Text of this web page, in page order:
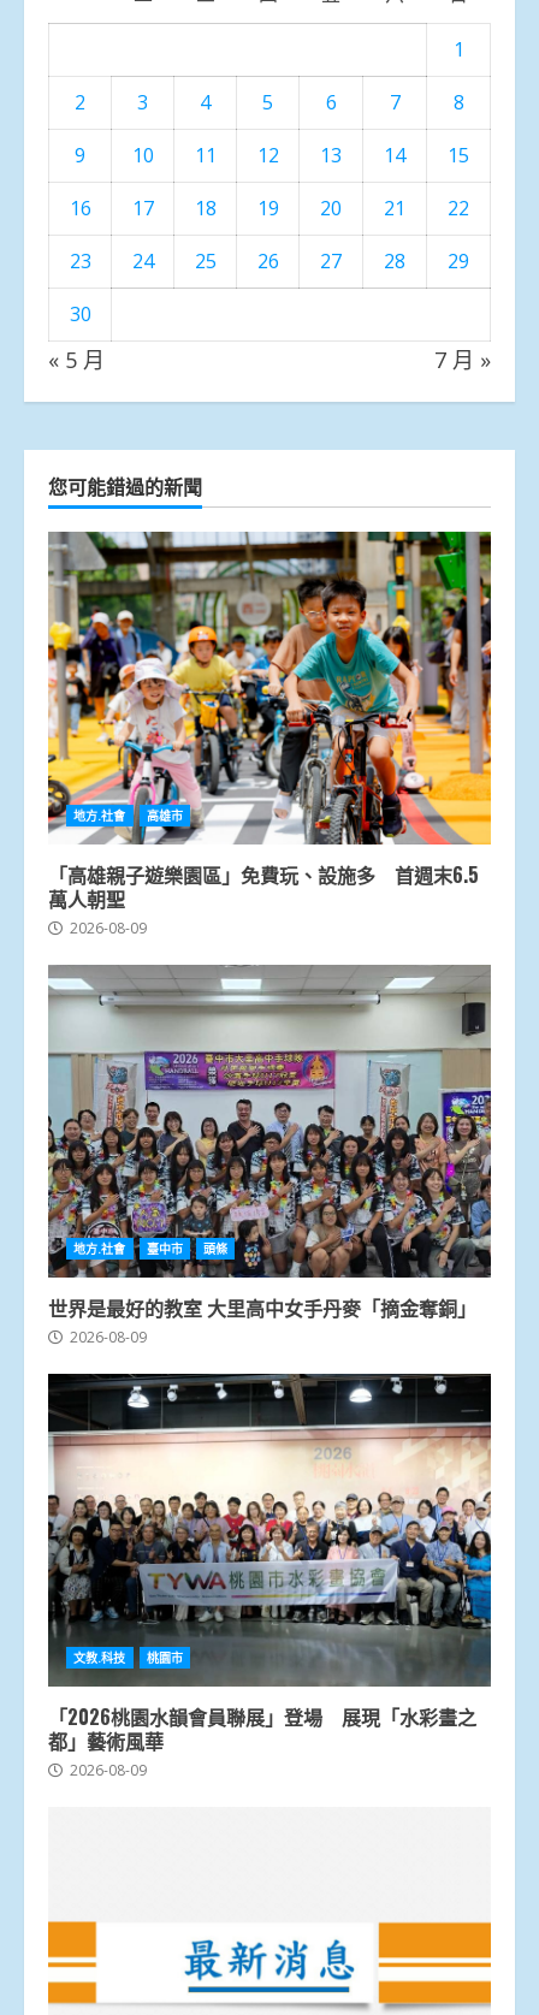
1
2
3 4 5 6 7
8
9
10 11 12 13 14
15
16
17 18 19 20 21
22
23
24 25 26 27 28
29
30
« 5 月 7 月 »
您可能錯過的新聞
地方.社會 高雄市
「高雄親子遊樂園區」免費玩、設施多 首週末6.5
萬人朝聖
2026-08-09
地方.社會 臺中市 頭條
世界是最好的教室 大里高中女手丹麥「摘金奪銅」
2026-08-09
文教.科技 桃園市
「2026桃園水韻會員聯展」登場 展現「水彩畫之
都」藝術風華
2026-08-09